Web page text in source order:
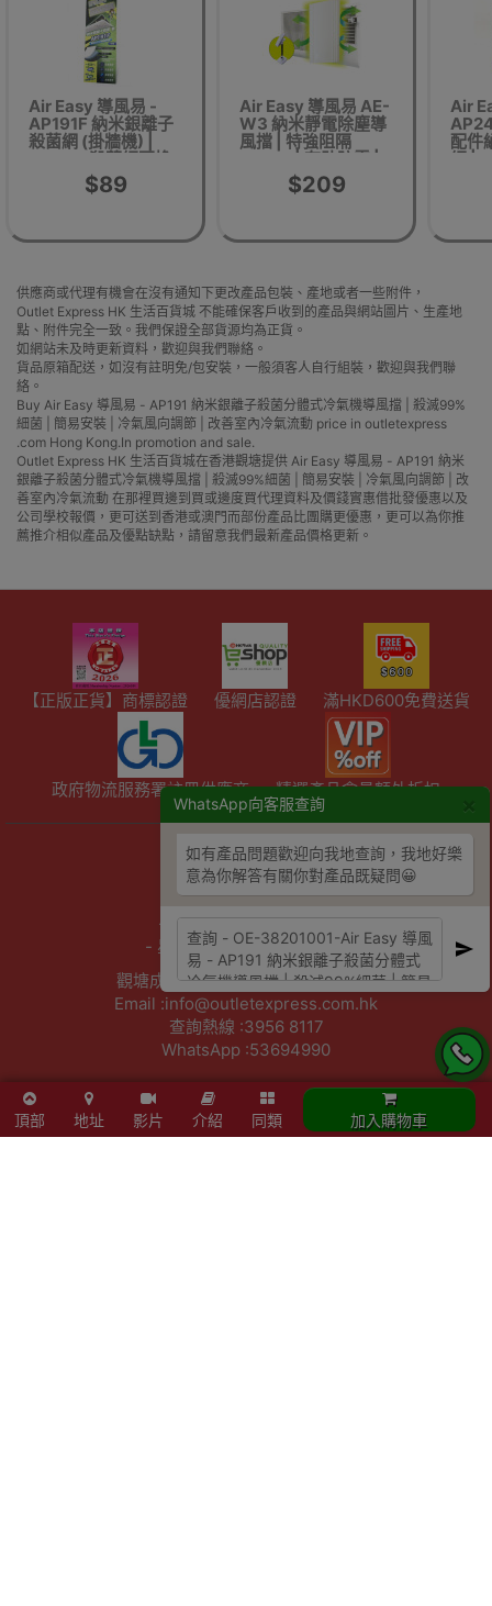
Air Easy 導風易 -
AP191F 納米銀離子
殺菌網 (掛牆機) |
AP191殺菌網更換
$89
Air Easy 導風易 AE-
W3 納米靜電除塵導
風擋 | 特強阻隔
PM2.5 | 有助防霉 |
香港行貨
$209
Air
配件
網 |
供應商或代理有機會在沒有通知下更改產品包裝、產地或者一些附件，
Outlet Express HK 生活百貨城 不能確保客戶收到的產品與網站圖片、生產地
點、附件完全一致。我們保證全部貨源均為正貨。
如網站未及時更新資料，歡迎與我們聯絡。
貨品原箱配送，如沒有註明免/包安裝，一般須客人自行組裝，歡迎與我們聯
絡。
Buy Air Easy 導風易 - AP191 納米銀離子殺菌分體式冷氣機導風擋 | 殺滅99%
細菌 | 簡易安裝 | 冷氣風向調節 | 改善室內冷氣流動 price in outletexpress
.com Hong Kong.In promotion and sale.
Outlet Express HK 生活百貨城在香港觀塘提供 Air Easy 導風易 - AP191 納米
銀離子殺菌分體式冷氣機導風擋 | 殺滅99%細菌 | 簡易安裝 | 冷氣風向調節 | 改
善室內冷氣流動 在那裡買邊到買或邊度買代理資料及價錢實惠借批發優惠以及
公司學校報價，更可送到香港或澳門而部份產品比團購更優惠，更可以為你推
薦推介相似產品及優點缺點，請留意我們最新產品價格更新。
WhatsApp向客服查詢
如有產品問題歡迎向我地查詢，我地好樂
意為你解答有關你對產品既疑問😀
頂部 地址 影片 介紹 同類 加入購物車
【正版正貨】商標認證 優網店認證 滿HKD600免費送貨
政府物流服務署註冊供應商 精選產品會員額外折扣
陳列室資料
- 星期六：10am - 4pm
- 周日及公眾假期：休息
- 星期一至五：10am - 7pm
觀塘成業街27號日昇中心3樓302室
Email :info@outletexpress.com.hk
查詢熱線 :3956 8117
WhatsApp :53694990
商店資訊